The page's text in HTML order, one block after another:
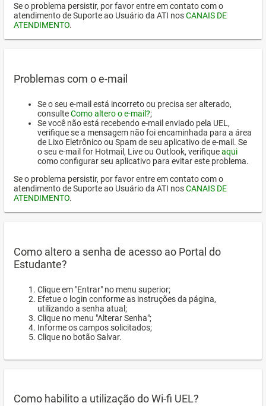
Se o problema persistir, por favor entre em contato com o
atendimento de Suporte ao Usuário da ATI nosCANAIS DE
ATENDIMENTO.
Problemas com o e-mail
Se o seu e-mail está incorreto ou precisa ser alterado,
consulteComo altero o e-mail?;
Se você não está recebendo e-mail enviado pela UEL,
verifique se a mensagem não foi encaminhada para a área
de Lixo Eletrônico ou Spam de seu aplicativo de e-mail. Se
o seu e-mail for Hotmail, Live ou Outlook, verifiqueaqui
como configurar seu aplicativo para evitar este problema.
Se o problema persistir, por favor entre em contato com o
atendimento de Suporte ao Usuário da ATI nosCANAIS DE
ATENDIMENTO.
Como altero a senha de acesso ao Portal do
Estudante?
Clique em "Entrar" no menu superior;
Efetue o login conforme as instruções da página,
utilizando a senha atual;
Clique no menu "Alterar Senha";
Informe os campos solicitados;
Clique no botão Salvar.
Como habilito a utilização do Wi-fi UEL?